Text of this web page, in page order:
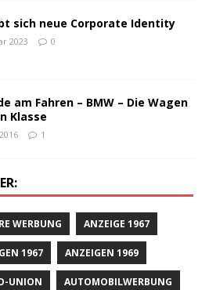
sich neue Corporate Identity
2023 0
am Fahren – BMW – Die Wagen
Klasse
1
WERBUNG ANZEIGE 1967
1967 ANZEIGEN 1969
UNION AUTOMOBILWERBUNG